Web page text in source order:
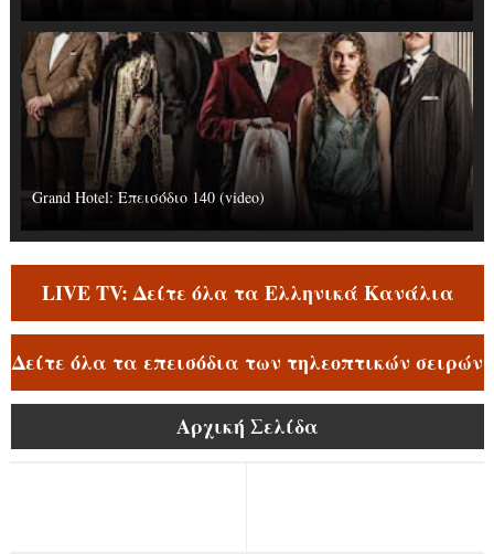
Grand Hotel: Επεισόδιο 140 (video)
LIVE TV: Δείτε όλα τα Ελληνικά Κανάλια
Δείτε όλα τα επεισόδια των τηλεοπτικών σειρών
Αρχική Σελίδα